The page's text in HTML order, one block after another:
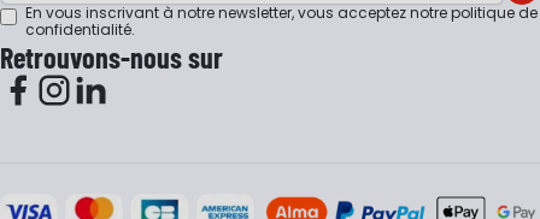
En vous inscrivant à notre newsletter, vous acceptez notrepolitique de
confidentialité.
Retrouvons-nous sur